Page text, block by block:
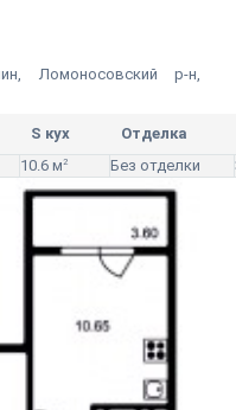
Ломоносовский р-н,
S кух
Отделка
10.6 м2 Без отделки